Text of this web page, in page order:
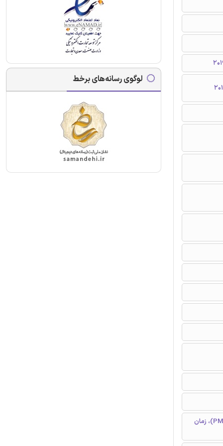
محرکه مستقیم، موتور الکتریکی، روش اجزا محدود (FEM)، آهنربای دائمی (PM)، زمان
لوگوی رسانه‌های برخط